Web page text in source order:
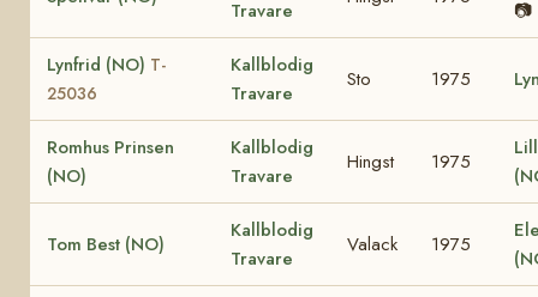
Travare
📷
Lynfrid (NO) T-
25036
Kallblodig
Travare
Sto 1975
Romhus Prinsen
(NO)
Kallblodig
Travare
Hingst 1975
Tom Best (NO)
Kallblodig
Travare
Valack 1975